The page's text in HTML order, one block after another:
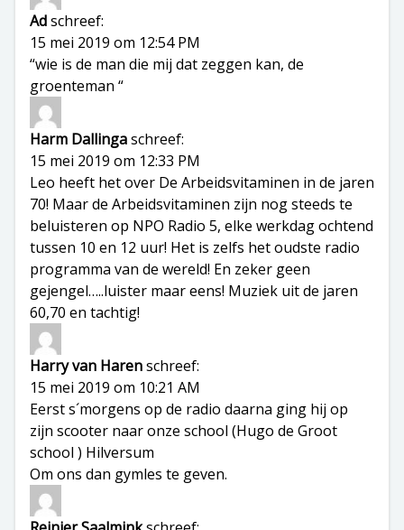
Adschreef:
15 mei 2019 om 12:54 PM
“wie is de man die mij dat zeggen kan, de
groenteman “
Harm Dallingaschreef:
15 mei 2019 om 12:33 PM
Leo heeft het over De Arbeidsvitaminen in de jaren
70! Maar de Arbeidsvitaminen zijn nog steeds te
beluisteren op NPO Radio 5, elke werkdag ochtend
tussen 10 en 12 uur! Het is zelfs het oudste radio
programma van de wereld! En zeker geen
gejengel…..luister maar eens! Muziek uit de jaren
60,70 en tachtig!
Harry van Harenschreef:
15 mei 2019 om 10:21 AM
Eerst s´morgens op de radio daarna ging hij op
zijn scooter naar onze school (Hugo de Groot
school ) Hilversum
Om ons dan gymles te geven.